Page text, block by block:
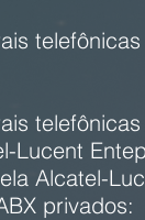
Lucent
Alcatel-
privados: